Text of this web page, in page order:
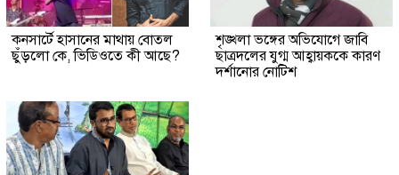
কনসার্টে হাসানের মাথায় বোতল
ছুঁড়লো কে, ভিডিওতে কী আছে?
শৃঙ্খলা ভঙ্গের অভিযোগে জাবি
ছাত্রদলের যুগ্ম আহ্বায়ককে কারণ
দর্শানোর নোটিশ